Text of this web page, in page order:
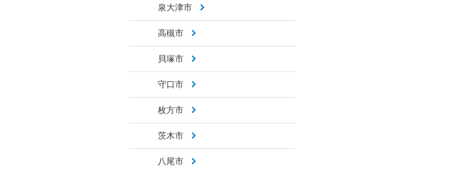
泉大津市
高槻市
貝塚市
守口市
枚方市
茨木市
八尾市